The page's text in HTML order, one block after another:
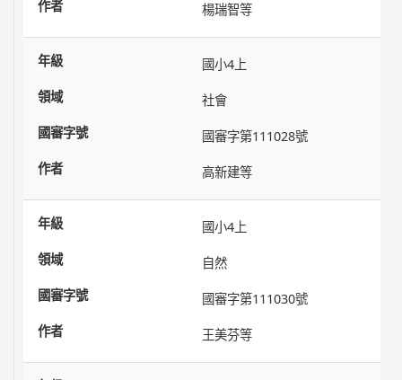
楊瑞智等
國小4上
社會
國審字第111028號
高新建等
國小4上
自然
國審字第111030號
王美芬等